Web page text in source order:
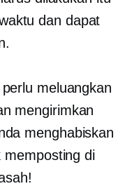
dan dapat
meluangkan
mengirimkan
menghabiskan
memposting di